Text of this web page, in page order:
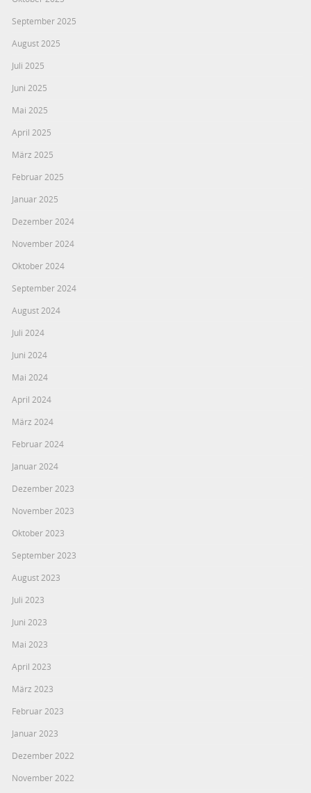
September 2025
August 2025
Juli 2025
Juni 2025
Mai 2025
April 2025
März 2025
Februar 2025
Januar 2025
Dezember 2024
November 2024
Oktober 2024
September 2024
August 2024
Juli 2024
Juni 2024
Mai 2024
April 2024
März 2024
Februar 2024
Januar 2024
Dezember 2023
November 2023
Oktober 2023
September 2023
August 2023
Juli 2023
Juni 2023
Mai 2023
April 2023
März 2023
Februar 2023
Januar 2023
Dezember 2022
November 2022